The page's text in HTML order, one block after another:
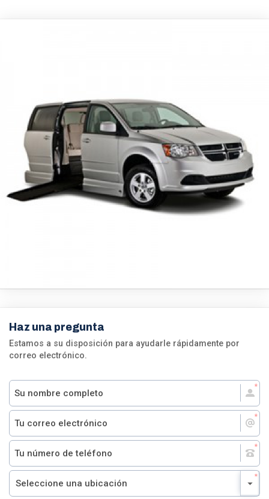
Haz una pregunta
Estamos a su disposición para ayudarle rápidamente por
correo electrónico.